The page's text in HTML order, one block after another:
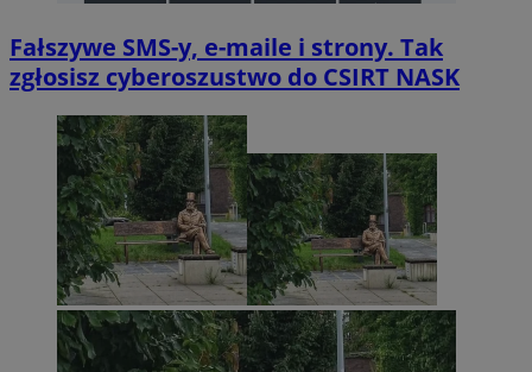
Fałszywe SMS-y, e-maile i strony. Tak
zgłosisz cyberoszustwo do CSIRT NASK